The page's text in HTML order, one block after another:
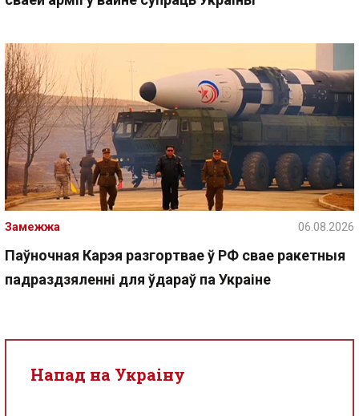
Паўночная Карэя разгортвае ў РФ свае ракетныя
падраздзяленні для ўдараў па Украіне
Замежжа 06.08.2026
Напад на Украіну